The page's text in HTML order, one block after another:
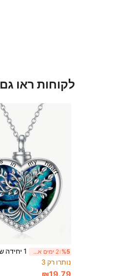
לקוחות ראו גם
%5 2 ימים אחרונים
נותרו רק 3